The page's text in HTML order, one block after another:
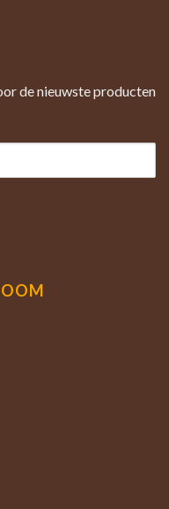
de nieuwste producten